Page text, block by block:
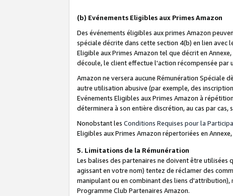
(b) Evénements Eligibles aux Primes Amazon
Des événements éligibles aux primes Amazon
spéciale décrite dans cette section 4(b) en lien avec
Eligible aux Primes Amazon tel que décrit en
découle, le client effectue l'action récompensée par
Amazon ne versera aucune Rémunération Spéciale
autre utilisation abusive (par exemple, des
Evénements Eligibles aux Primes Amazon à
déterminera à son entière discrétion, au cas par
Nonobstant les Conditions Requises pour la
Eligibles aux Primes Amazon répertoriées en
5. Limitations de la Rémunération
Les balises des partenaires ne doivent être utilisées
agissant en votre nom) tentez de réclamer des
manipulant ou en combinant des liens
Programme Club Partenaires Amazon.